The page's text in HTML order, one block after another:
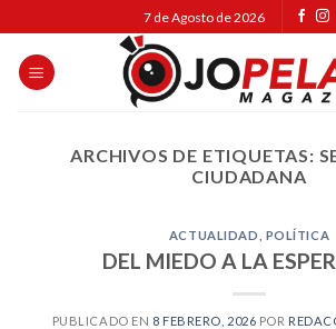
to
content
7 de Agosto de 2026
ARCHIVOS DE ETIQUETAS:
CIUDADANA
ACTUALIDAD POLÍTICA
DEL MIEDO A LA
PUBLICADO EN 8 FEBRERO, 2026 POR